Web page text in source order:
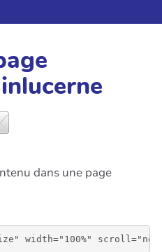
dans une page